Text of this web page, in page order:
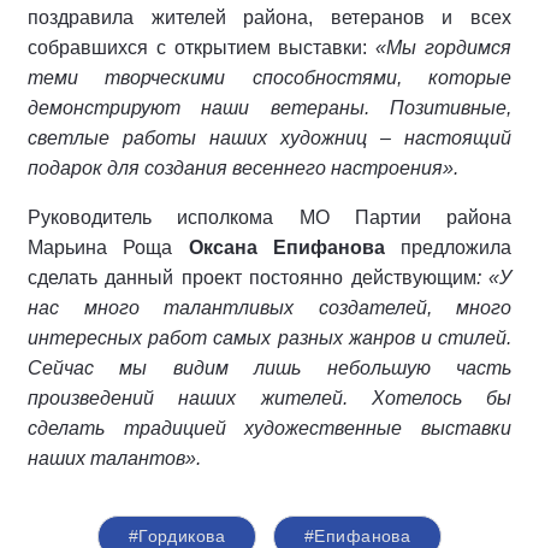
поздравила жителей района, ветеранов и всех
собравшихся с открытием выставки:«Мы гордимся
теми творческими способностями, которые
демонстрируют наши ветераны. Позитивные,
светлые работы наших художниц – настоящий
подарок для создания весеннего настроения».
Руководитель исполкома МО Партии района
Марьина Роща Оксана Епифановапредложила
сделать данный проект постоянно действующим: «У
нас много талантливых создателей, много
интересных работ самых разных жанров и стилей.
Сейчас мы видим лишь небольшую часть
произведений наших жителей. Хотелось бы
сделать традицией художественные выставки
наших талантов».
#Гордикова #Епифанова